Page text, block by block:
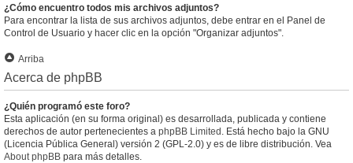
¿Cómo encuentro todos mis archivos adjuntos?
Para encontrar la lista de sus archivos adjuntos, debe entrar en el Panel de
Control de Usuario y hacer clic en la opción "Organizar adjuntos".
Arriba
Acerca de phpBB
¿Quién programó este foro?
Esta aplicación (en su forma original) es desarrollada, publicada y contiene
derechos de autor pertenecientes a phpBB Limited . Está hecho bajo la GNU
(Licencia Pública General) versión 2 (GPL-2.0) y es de libre distribución. Vea
About phpBB para más detalles.